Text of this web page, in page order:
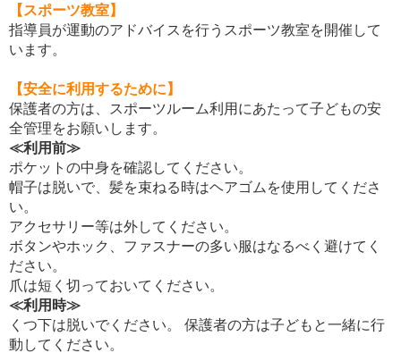
【スポーツ教室】
指導員が運動のアドバイスを行うスポーツ教室を開催して
います。
【安全に利用するために】
保護者の方は、スポーツルーム利用にあたって子どもの安
全管理をお願いします。
≪利用前≫
ポケットの中身を確認してください。
帽子は脱いで、髪を束ねる時はヘアゴムを使用してくださ
い。
アクセサリー等は外してください。
ボタンやホック、ファスナーの多い服はなるべく避けてく
ださい。
爪は短く切っておいてください。
≪利用時≫
くつ下は脱いでください。 保護者の方は子どもと一緒に行
動してください。